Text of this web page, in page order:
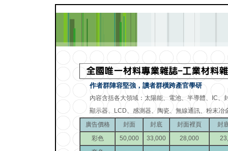
作者群陣容堅強，讀者群橫跨產官學研
內容含括各大領域：太陽能、電池、半導體、IC
顯示器、LCD、感測器、陶瓷、無線通訊、粉末
廣告價格
封面 封底 封面裡頁
封
彩色
50,000 33,000 28,000